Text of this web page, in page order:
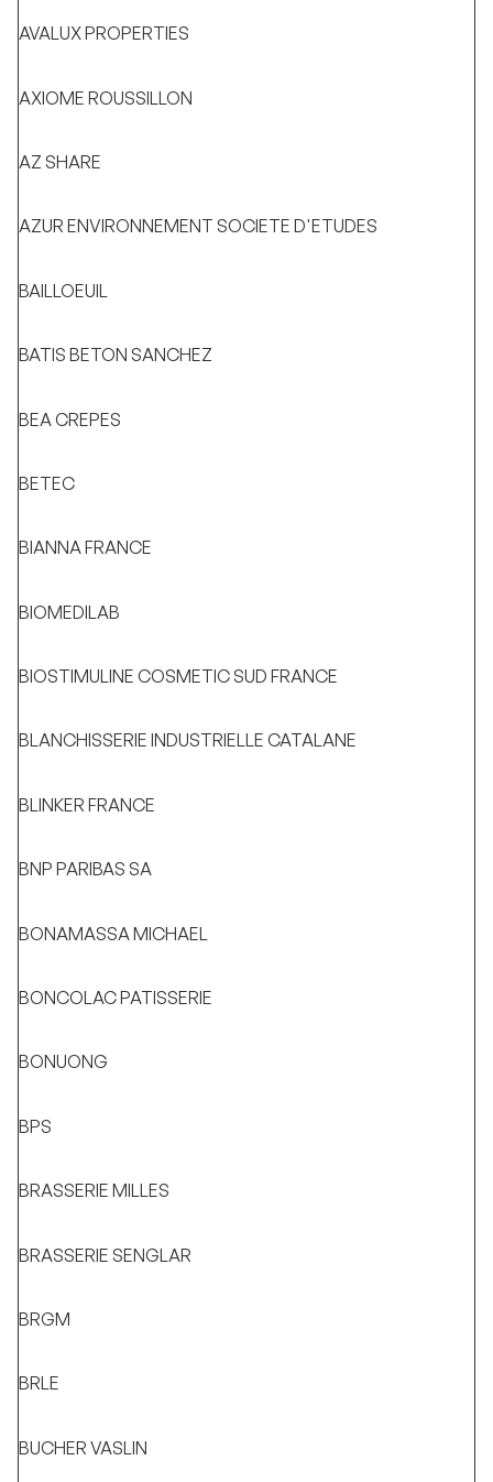
AVALUX PROPERTIES
AXIOME ROUSSILLON
AZ SHARE
AZUR ENVIRONNEMENT SOCIETE D'ETUDES
BAILLOEUIL
BATIS BETON SANCHEZ
BEA CREPES
BETEC
BIANNA FRANCE
BIOMEDILAB
BIOSTIMULINE COSMETIC SUD FRANCE
BLANCHISSERIE INDUSTRIELLE CATALANE
BLINKER FRANCE
BNP PARIBAS SA
BONAMASSA MICHAEL
BONCOLAC PATISSERIE
BONUONG
BPS
BRASSERIE MILLES
BRASSERIE SENGLAR
BRGM
BRLE
BUCHER VASLIN